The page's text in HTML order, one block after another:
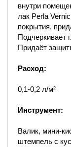
внутри
лак Perla
покрытия,
Подчеркивает
Придаёт
Расход:
0,1-0,2 л/м²
Инструмент:
Валик, мини-
штемпель с